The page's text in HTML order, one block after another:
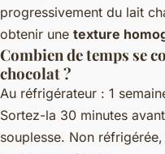
progressivement du lait
obtenir une texture
Combien de temps se
chocolat ?
Au réfrigérateur : 1
Sortez-la 30 minutes
souplesse. Non